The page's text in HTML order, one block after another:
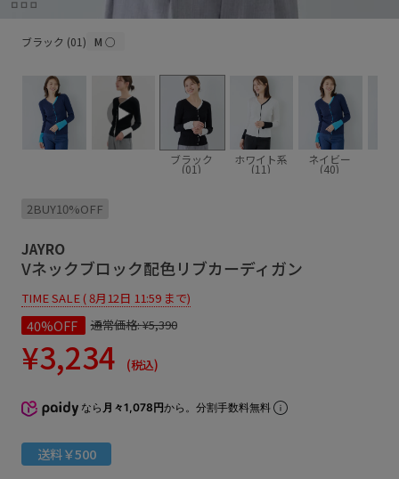
ブラック (01) M○
ブラック
(01)
ホワイト系
(11)
ネイビー
(40)
2BUY10%OFF
JAYRO
Vネックブロック配色リブカーディガン
TIME SALE ( 8月12日 11:59 まで)
40%OFF 通常価格:¥5,390
¥3,234 (税込)
なら 月々1,078円から。分割手数料無料
送料￥500